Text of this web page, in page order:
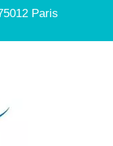
Paris